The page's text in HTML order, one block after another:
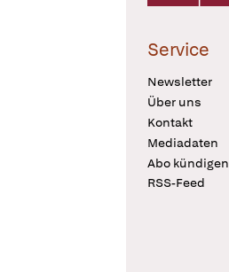
Service
Newsletter
Über uns
Kontakt
Mediadaten
Abo kündigen
RSS-Feed